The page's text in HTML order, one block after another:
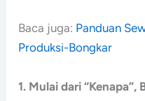
Baca juga: Panduan
Produksi-Bongkar
1. Mulai dari “Kenapa”,